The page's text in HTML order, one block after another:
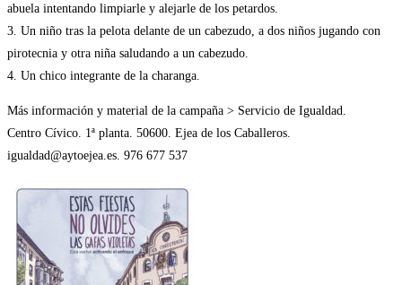
abuela intentando limpiarle y alejarle de los petardos.
3. Un niño tras la pelota delante de un cabezudo, a dos niños jugando con
pirotecnia y otra niña saludando a un cabezudo.
4. Un chico integrante de la charanga.
Más información y material de la campaña > Servicio de Igualdad.
Centro Cívico. 1ª planta. 50600. Ejea de los Caballeros.
igualdad@aytoejea.es. 976 677 537